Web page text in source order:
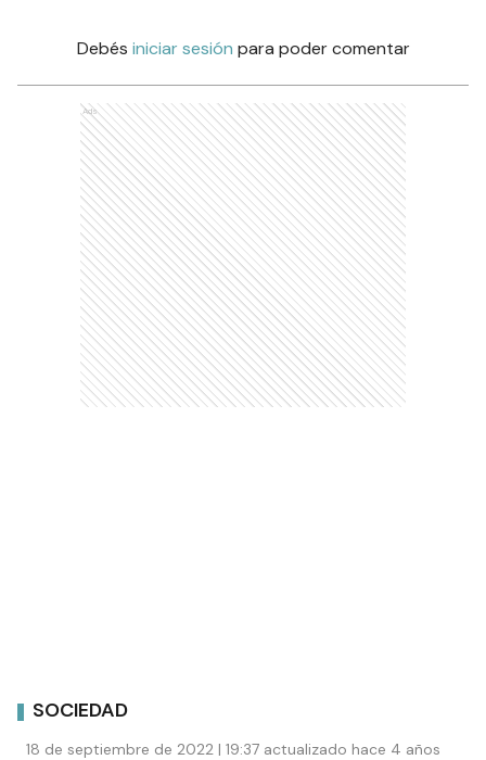
Debés iniciar sesión para poder comentar
Ads
SOCIEDAD
18 de septiembre de 2022 | 19:37 actualizado hace 4 años